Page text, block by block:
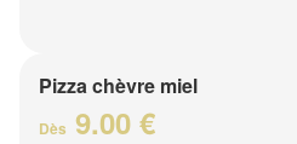
Pizza chèvre miel
Dès 9.00 €